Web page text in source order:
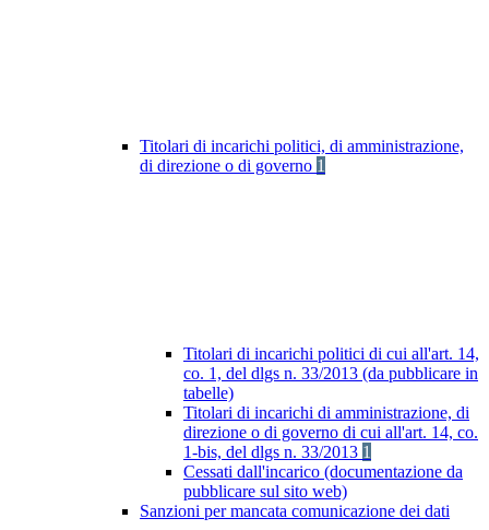
Titolari di incarichi politici, di amministrazione,
di direzione o di governo 1
Titolari di incarichi politici di cui all'art. 14,
co. 1, del dlgs n. 33/2013 (da pubblicare in
tabelle)
Titolari di incarichi di amministrazione, di
direzione o di governo di cui all'art. 14, co.
1-bis, del dlgs n. 33/2013 1
Cessati dall'incarico (documentazione da
pubblicare sul sito web)
Sanzioni per mancata comunicazione dei dati